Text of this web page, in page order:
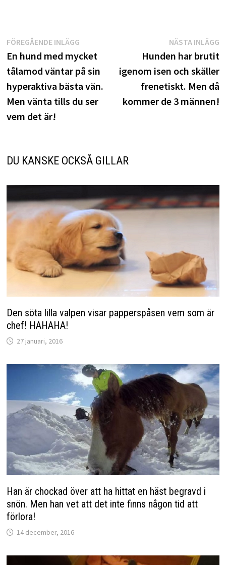
Inläggsnavigering
FÖREGÅENDE INLÄGGFöregående
inlägg:
En hund med mycket
tålamod väntar på sin
hyperaktiva bästa vän.
Men vänta tills du ser
vem det är!
NÄSTA INLÄGG
Hunden har brutit
igenom isen och skäller
frenetiskt. Men då
kommer de 3 männen!
DU KANSKE OCKSÅ GILLAR
Den söta lilla valpen visar papperspåsen vem som är
chef! HAHAHA!
27 januari, 2016
Han är chockad över att ha hittat en häst begravd i
snön. Men han vet att det inte finns någon tid att
förlora!
14 december, 2016